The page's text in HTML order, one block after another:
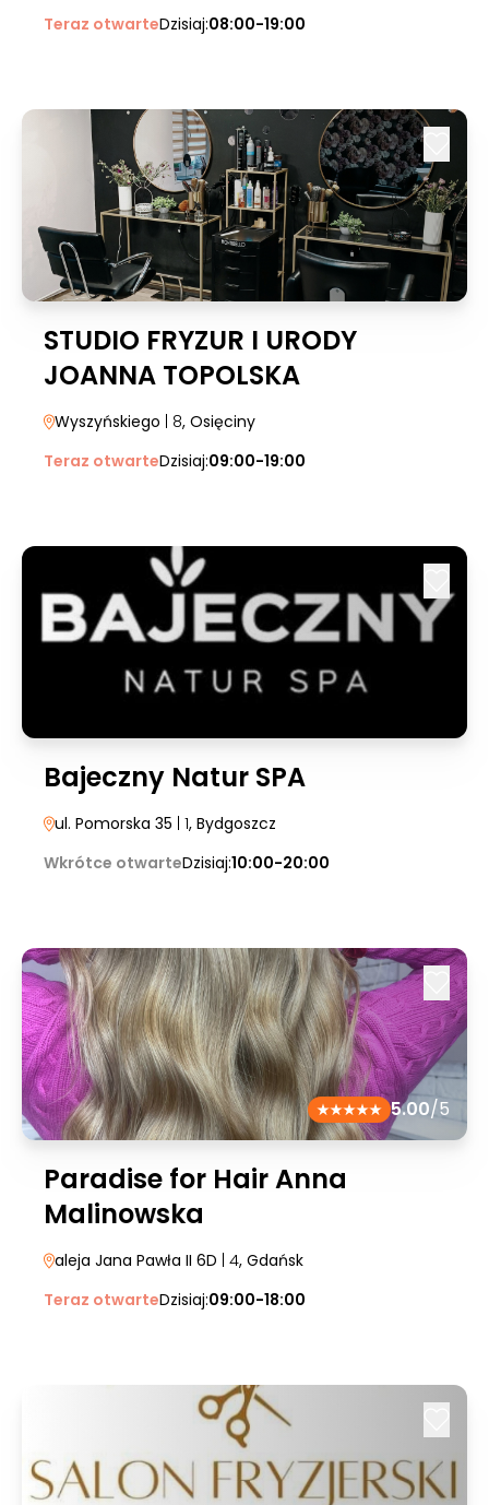
Teraz otwarteDzisiaj:08:00-19:00
STUDIO FRYZUR I URODY
JOANNA TOPOLSKA
Wyszyńskiego | 8, Osięciny
Teraz otwarteDzisiaj:09:00-19:00
Bajeczny Natur SPA
ul. Pomorska 35 | 1, Bydgoszcz
Wkrótce otwarteDzisiaj:10:00-20:00
5.00/5
Paradise for Hair Anna
Malinowska
aleja Jana Pawła II 6D | 4, Gdańsk
Teraz otwarteDzisiaj:09:00-18:00